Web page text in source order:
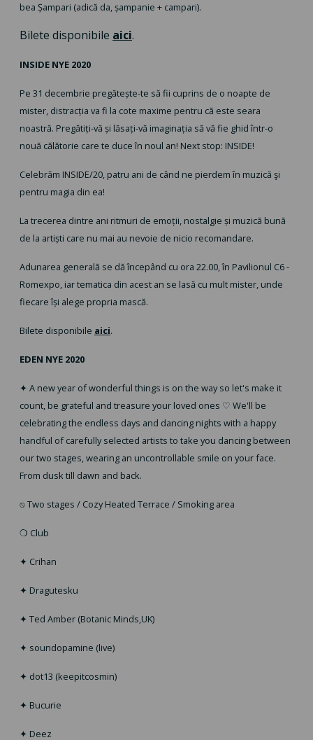
bea Șampari (adică da, șampanie + campari).
Bilete disponibile aici.
INSIDE NYE 2020
Pe 31 decembrie pregătește-te să fii cuprins de o noapte de
mister, distracția va fi la cote maxime pentru că este seara
noastră. Pregătiți-vă și lăsați-vă imaginația să vă fie ghid într-o
nouă călătorie care te duce în noul an! Next stop: INSIDE!
Celebrăm INSIDE/20, patru ani de când ne pierdem în muzică şi
pentru magia din ea!
La trecerea dintre ani ritmuri de emoții, nostalgie și muzică bună
de la artiști care nu mai au nevoie de nicio recomandare.
Adunarea generală se dă începând cu ora 22.00, în Pavilionul C6 -
Romexpo, iar tematica din acest an se lasă cu mult mister, unde
fiecare își alege propria mască.
Bilete disponibile aici.
EDEN NYE 2020
✦ A new year of wonderful things is on the way so let's make it
count, be grateful and treasure your loved ones ♡ We'll be
celebrating the endless days and dancing nights with a happy
handful of carefully selected artists to take you dancing between
our two stages, wearing an uncontrollable smile on your face.
From dusk till dawn and back.
⍉ Two stages / Cozy Heated Terrace / Smoking area
❍ Club
✦ Crihan
✦ Dragutesku
✦ Ted Amber (Botanic Minds,UK)
✦ soundopamine (live)
✦ dot13 (keepitcosmin)
✦ Bucurie
✦ Deez